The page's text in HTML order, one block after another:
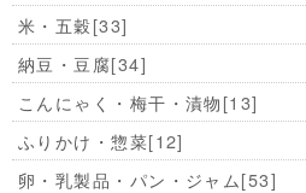
米・五穀[33]
納豆・豆腐[34]
こんにゃく・梅干・漬物[13]
ふりかけ・惣菜[12]
卵・乳製品・パン・ジャム[53]